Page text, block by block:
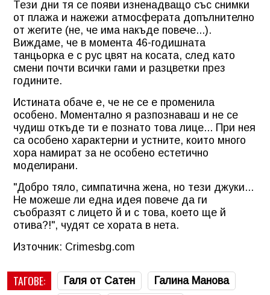
Тези дни тя се появи изненадващо със снимки
от плажа и нажежи атмосферата допълнително
от жегите (не, че има накъде повече...).
Виждаме, че в момента 46-годишната
танцьорка е с рус цвят на косата, след като
смени почти всички гами и разцветки през
годините.
Истината обаче е, че не се е променила
особено. Моментално я разпознаваш и не се
чудиш откъде ти е познато това лице... При нея
са особено характерни и устните, които много
хора намират за не особено естетично
моделирани.
"Добро тяло, симпатична жена, но тези джуки...
Не можеше ли една идея повече да ги
съобразят с лицето й и с това, което ще й
отива?!", чудят се хората в нета.
Източник: Crimesbg.com
ТАГОВЕ: Галя от Сатен
Галина Манова